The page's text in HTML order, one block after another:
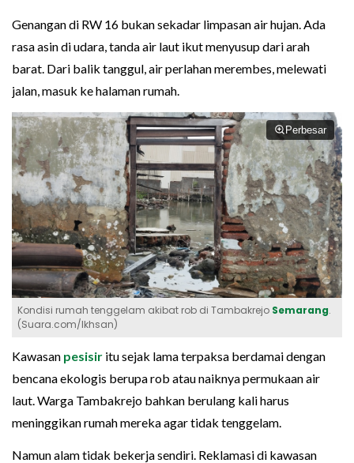
Genangan di RW 16 bukan sekadar limpasan air hujan. Ada
rasa asin di udara, tanda air laut ikut menyusup dari arah
barat. Dari balik tanggul, air perlahan merembes, melewati
jalan, masuk ke halaman rumah.
Perbesar
Kondisi rumah tenggelam akibat rob di Tambakrejo Semarang.
(Suara.com/Ikhsan)
Kawasan pesisir itu sejak lama terpaksa berdamai dengan
bencana ekologis berupa rob atau naiknya permukaan air
laut. Warga Tambakrejo bahkan berulang kali harus
meninggikan rumah mereka agar tidak tenggelam.
Namun alam tidak bekerja sendiri. Reklamasi di kawasan